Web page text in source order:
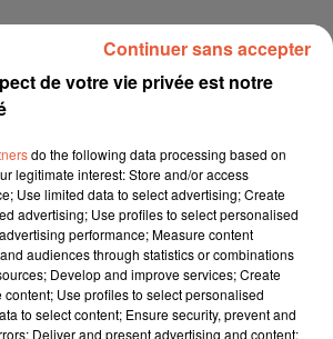
de votre vie privée est notre
do the following data processing based on
legitimate interest: Store and/or access
Use limited data to select advertising; Create
advertising; Use profiles to select personalised
performance; Measure content
audiences through statistics or combinations
Develop and improve services; Create
Use profiles to select personalised
to select content; Ensure security, prevent and
Deliver and present advertising and content;
Continuer sans accepter